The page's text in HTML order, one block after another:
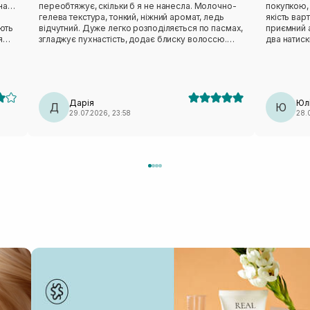
переобтяжує, скільки б я не нанесла. Молочно-
гелева текстура, тонкий, ніжний аромат, ледь
відчутний. Дуже легко розподіляється по пасмах,
згладжує пухнастість, додає блиску волоссю.
Д Дарія
29.07.2026, 23:58
покупкою,
якість
приємний
два
Ю